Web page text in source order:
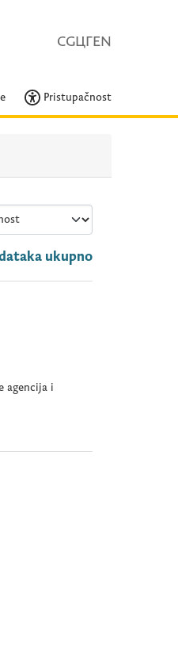
CGЦГEN
Pristupačnost
ukupno
agencija i